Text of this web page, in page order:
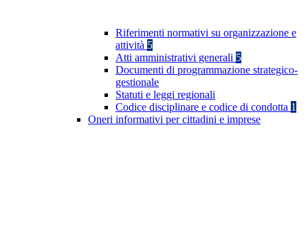
Riferimenti normativi su organizzazione e
attività 5
Atti amministrativi generali 5
Documenti di programmazione strategico-
gestionale
Statuti e leggi regionali
Codice disciplinare e codice di condotta 1
Oneri informativi per cittadini e imprese